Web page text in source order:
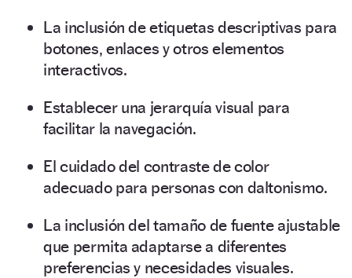
La inclusión de etiquetas descriptivas para
botones, enlaces y otros elementos
interactivos.
Establecer una jerarquía visual para
facilitar la navegación.
El cuidado del contraste de color
adecuado para personas con daltonismo.
La inclusión del tamaño de fuente ajustable
que permita adaptarse a diferentes
preferencias y necesidades visuales.